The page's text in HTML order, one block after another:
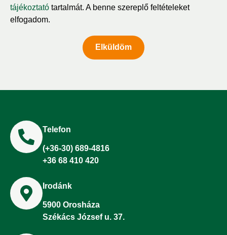
tájékoztató tartalmát. A benne szereplő feltételeket
elfogadom.
Elküldöm
Telefon
(+36-30) 689-4816
+36 68 410 420
Irodánk
5900 Orosháza
Székács József u. 37.